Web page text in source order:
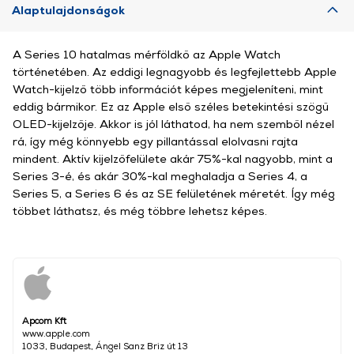
Alaptulajdonságok
Apcom Kft
www.apple.com
1033, Budapest, Ángel Sanz Briz út 13
A Series 10 hatalmas mérföldkő az Apple Watch
történetében. Az eddigi legnagyobb és legfejlettebb Apple
Watch-kijelző több információt képes megjeleníteni, mint
eddig bármikor. Ez az Apple első széles betekintési szögű
OLED-kijelzője. Akkor is jól láthatod, ha nem szemből nézel
rá, így még könnyebb egy pillantással elolvasni rajta
mindent. Aktív kijelzőfelülete akár 75%-kal nagyobb, mint a
Series 3-é, és akár 30%-kal meghaladja a Series 4, a
Series 5, a Series 6 és az SE felületének méretét. Így még
többet láthatsz, és még többre lehetsz képes.